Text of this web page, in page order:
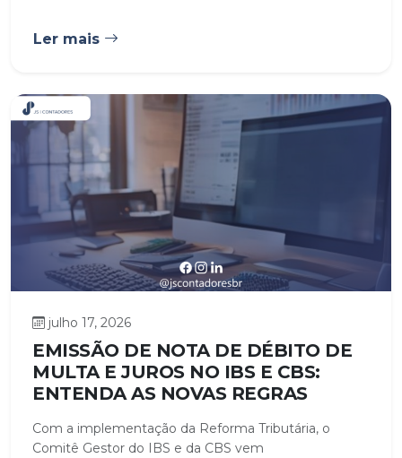
Ler mais
julho 17, 2026
EMISSÃO DE NOTA DE DÉBITO DE
MULTA E JUROS NO IBS E CBS:
ENTENDA AS NOVAS REGRAS
Com a implementação da Reforma Tributária, o
Comitê Gestor do IBS e da CBS vem